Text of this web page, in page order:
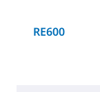
RE600